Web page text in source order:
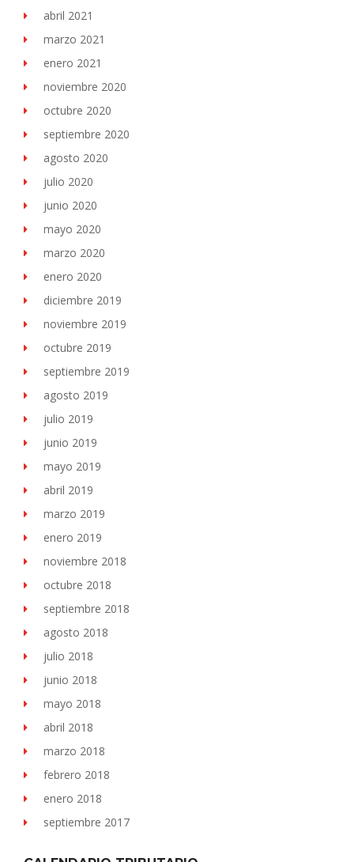
abril 2021
marzo 2021
enero 2021
noviembre 2020
octubre 2020
septiembre 2020
agosto 2020
julio 2020
junio 2020
mayo 2020
marzo 2020
enero 2020
diciembre 2019
noviembre 2019
octubre 2019
septiembre 2019
agosto 2019
julio 2019
junio 2019
mayo 2019
abril 2019
marzo 2019
enero 2019
noviembre 2018
octubre 2018
septiembre 2018
agosto 2018
julio 2018
junio 2018
mayo 2018
abril 2018
marzo 2018
febrero 2018
enero 2018
septiembre 2017